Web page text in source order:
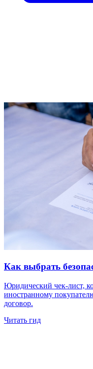
Как выбрать
Юридический чек-лист,
иностранному
договор.
Читать гид